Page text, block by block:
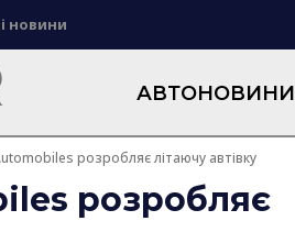
новини
АВТОНОВИНИ
розробляє літаючу автівку
розробляє